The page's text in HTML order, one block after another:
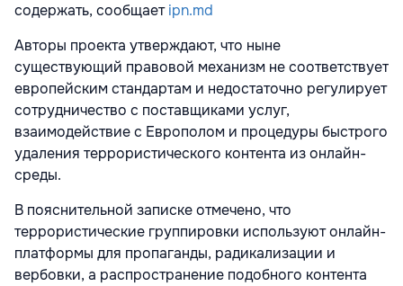
содержать, сообщаетipn.md
Авторы проекта утверждают, что ныне
существующий правовой механизм не соответствует
европейским стандартам и недостаточно регулирует
сотрудничество с поставщиками услуг,
взаимодействие с Европолом и процедуры быстрого
удаления террористического контента из онлайн-
среды.
В пояснительной записке отмечено, что
террористические группировки используют онлайн-
платформы для пропаганды, радикализации и
вербовки, а распространение подобного контента